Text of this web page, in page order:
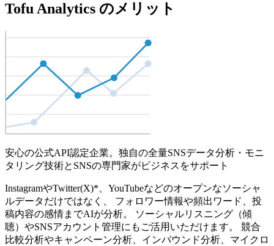
Tofu Analytics のメリット
安心の公式API認定企業。独自の全量SNSデータ分析・モニ
タリング技術とSNSの専門家がビジネスをサポート
InstagramやTwitter(X)*、YouTubeなどのオープンなソーシャ
ルデータだけではなく、 フォロワー情報や頻出ワード、投
稿内容の感情までAIが分析。 ソーシャルリスニング（傾
聴）やSNSアカウント管理にもご活用いただけます。 競合
比較分析やキャンペーン分析、インバウンド分析、マイクロ